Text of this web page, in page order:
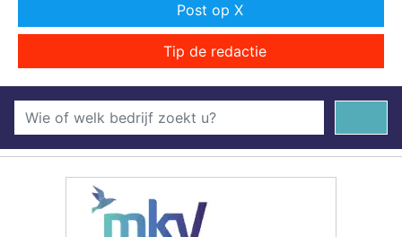
Post op X
Tip de redactie